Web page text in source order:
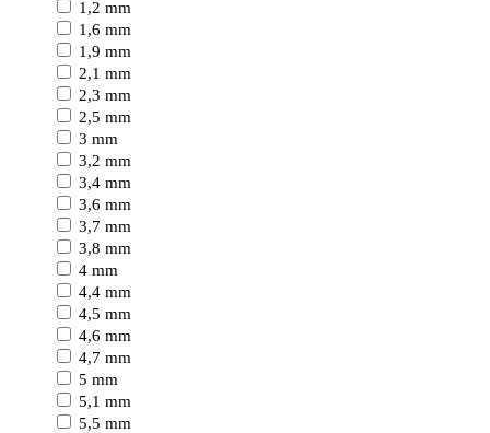
1,2 mm
1,6 mm
1,9 mm
2,1 mm
2,3 mm
2,5 mm
3 mm
3,2 mm
3,4 mm
3,6 mm
3,7 mm
3,8 mm
4 mm
4,4 mm
4,5 mm
4,6 mm
4,7 mm
5 mm
5,1 mm
5,5 mm